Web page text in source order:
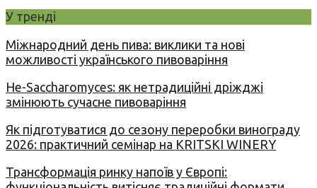
У тренді
Міжнародний день пива: виклики та нові
можливості українського пивоваріння
Не-Saccharomyces: як нетрадиційні дріжджі
змінюють сучасне пивоваріння
Як підготуватися до сезону переробки винограду
2026: практичний семінар на KRITSKI WINERY
Трансформація ринку напоїв у Європі: